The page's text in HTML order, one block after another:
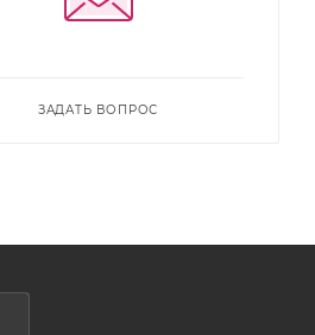
ЗАДАТЬ ВОПРОС